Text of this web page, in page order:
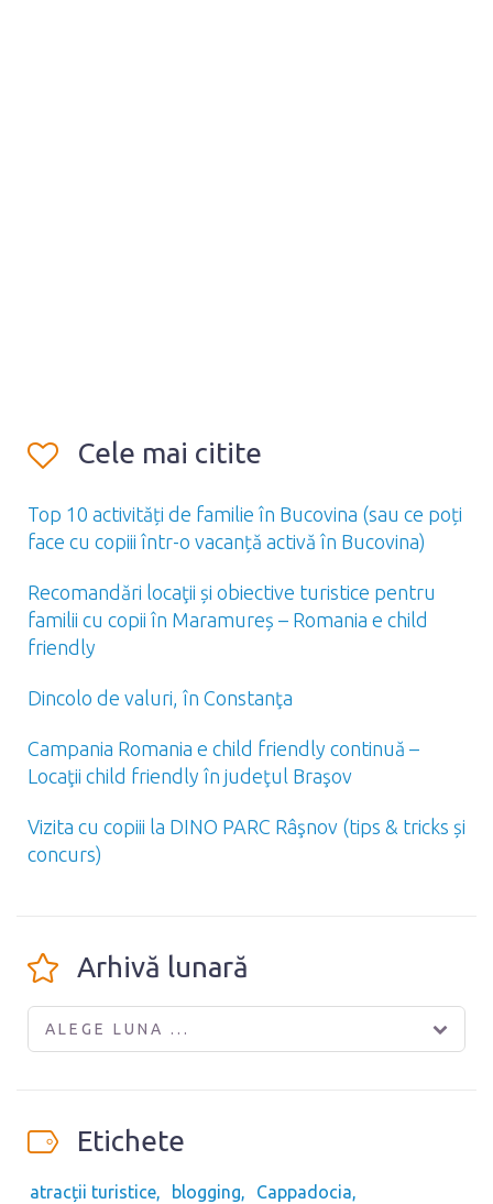
Cele mai citite
Top 10 activități de familie în Bucovina (sau ce poți
face cu copiii într-o vacanță activă în Bucovina)
Recomandări locaţii și obiective turistice pentru
familii cu copii în Maramureș – Romania e child
friendly
Dincolo de valuri, în Constanţa
Campania Romania e child friendly continuă –
Locaţii child friendly în judeţul Braşov
Vizita cu copiii la DINO PARC Râşnov (tips & tricks și
concurs)
Arhivă lunară
ALEGE LUNA ...
Etichete
atracții turistice blogging
Cappadocia